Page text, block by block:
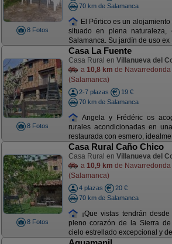
8 Fotos
70 km de Salamanca
El Pórtico es un
situado en plena
Salamanca. Su jardín de uso ex
8 Fotos
Casa La Fuente
Casa Rural en Villanueva del
a 10,8 km de
(Salamanca)
2-7 plazas
19 €
70 km de Salamanca
Angela y Frédéric os
rurales acondicionadas en
restaurada con esmero,
8 Fotos
Casa Rural Caño Chico
Casa Rural en Villanueva del
a 10,9 km de
(Salamanca)
4 plazas
20 €
70 km de Salamanca
¡Que vistas tendrán
pleno corazón de la Sierra
cielo estrellado excepcional y